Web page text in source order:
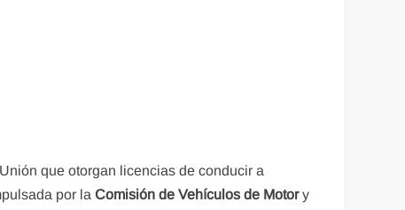
que otorgan licencias de conducir a
por la Comisión de Vehículos de Motory